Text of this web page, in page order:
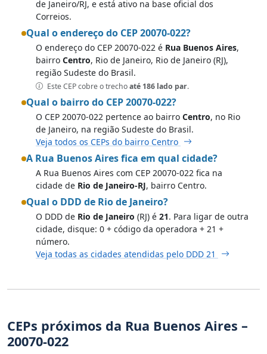
de Janeiro/RJ, e está ativo na base oficial dos
Correios.
Qual o endereço do CEP 20070-022?
O endereço do CEP 20070-022 é Rua Buenos Aires,
bairro Centro, Rio de Janeiro, Rio de Janeiro (RJ),
região Sudeste do Brasil.
Este CEP cobre o trechoaté 186 lado par.
Qual o bairro do CEP 20070-022?
O CEP 20070-022 pertence ao bairro Centro, no Rio
de Janeiro, na região Sudeste do Brasil.
Veja todos os CEPs do bairro Centro
A Rua Buenos Aires fica em qual cidade?
A Rua Buenos Aires com CEP 20070-022 fica na
cidade de Rio de Janeiro-RJ, bairro Centro.
Qual o DDD de Rio de Janeiro?
O DDD de Rio de Janeiro (RJ) é 21. Para ligar de outra
cidade, disque: 0 + código da operadora + 21 +
número.
Veja todas as cidades atendidas pelo DDD 21
CEPs próximos da Rua Buenos Aires –
20070-022